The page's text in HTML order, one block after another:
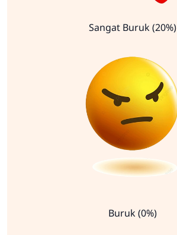
Sangat Buruk (20%)
Buruk (0%)